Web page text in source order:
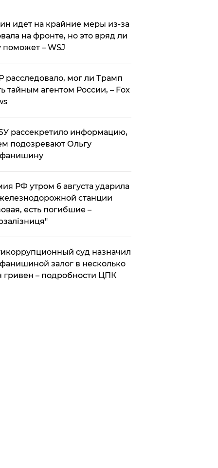
идет на крайние меры из-за
на фронте, но это вряд ли
поможет – WSJ
расследовало, мог ли Трамп
тайным агентом России, – Fox
рассекретило информацию,
подозревают Ольгу
РФ утром 6 августа ударила
станции
есть погибшие –
суд назначил
залог в несколько
гривен – подробности ЦПК